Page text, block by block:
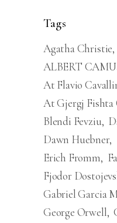
Tags
Agatha Christie
ALBERT
At Flavio
At Gjergj Fishta
Blendi Fevziu
Dawn Huebner
Erich Fromm
Fjodor
Gabriel Garcia
George Orwell